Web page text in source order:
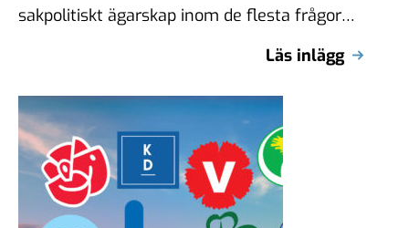
sakpolitiskt ägarskap inom de flesta frågor
Läs inlägg